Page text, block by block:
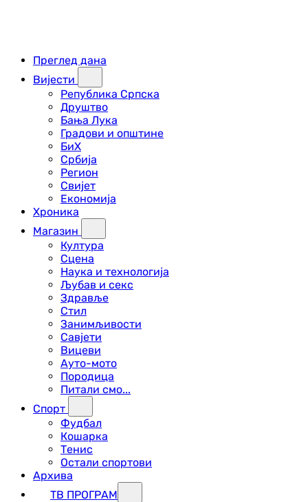
Преглед дана
Вијести
Република Српска
Друштво
Бања Лука
Градови и општине
БиХ
Србија
Регион
Свијет
Економија
Хроника
Магазин
Култура
Сцена
Наука и технологија
Љубав и секс
Здравље
Стил
Занимљивости
Савјети
Вицеви
Ауто-мото
Породица
Питали смо...
Спорт
Фудбал
Кошарка
Тенис
Остали спортови
Архива
ТВ ПРОГРАМ